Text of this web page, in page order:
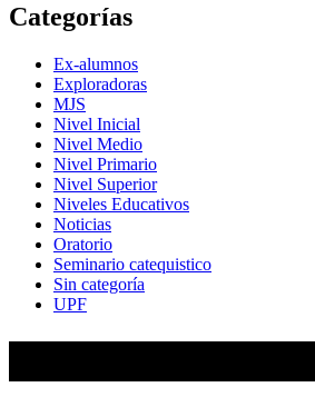
Categorías
Ex-alumnos
Exploradoras
MJS
Nivel Inicial
Nivel Medio
Nivel Primario
Nivel Superior
Niveles Educativos
Noticias
Oratorio
Seminario catequistico
Sin categoría
UPF